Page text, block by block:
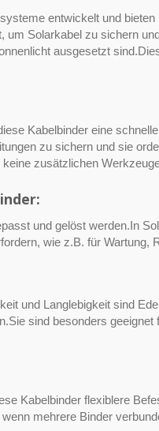
entwickelt und
um Solarkabel zu sichern
ausgesetzt
Kabelbinder eine
zu sichern und sie
zusätzlichen
und gelöst werden.In
wie z.B. für Wartung,
und Langlebigkeit sind
sind besonders
Kabelbinder flexiblere
mehrere Binder